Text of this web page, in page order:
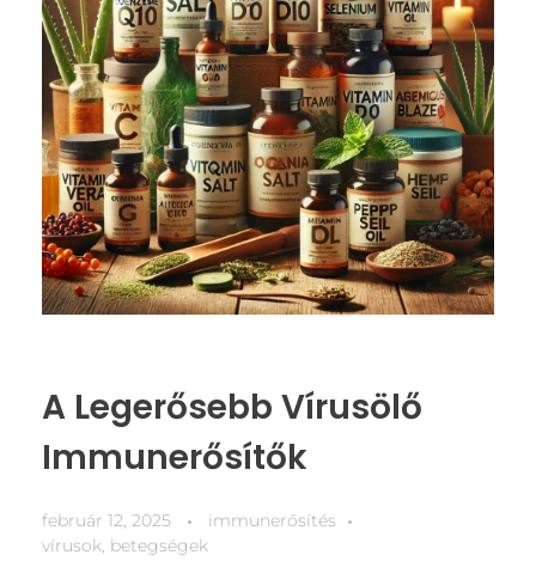
A Legerősebb Vírusölő
Immunerősítők
február 12, 2025
immunerősítés
vírusok, betegségek